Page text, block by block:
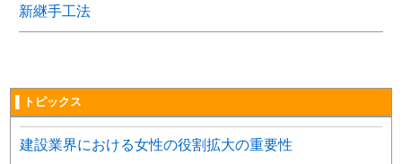
新継手工法
▌トピックス
建設業界における女性の役割拡大の重要性